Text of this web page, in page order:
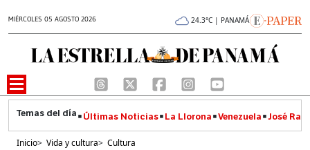
MIÉRCOLES 05 AGOSTO 2026 24.3°C | PANAMÁ
Últimas Noticias La Llorona Venezuela José
Inicio> Vida y cultura> Cultura